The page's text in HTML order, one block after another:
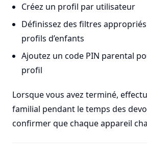
Créez un profil par utilisateur
Définissez des filtres appropriés
profils d’enfants
Ajoutez un code PIN parental
profil
Lorsque vous avez terminé,
familial pendant le temps des
confirmer que chaque appareil